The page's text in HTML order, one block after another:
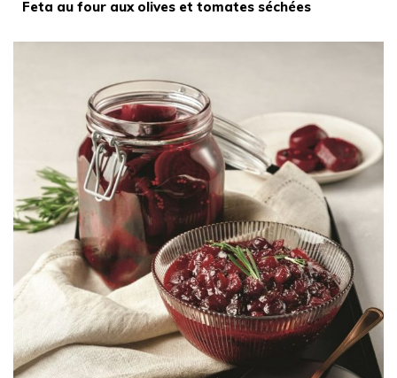
Feta au four aux olives et tomates séchées